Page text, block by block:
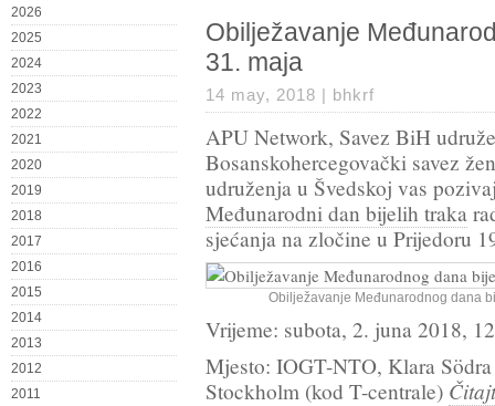
2026
2025
2024
2023
2022
2021
2020
2019
2018
2017
2016
2015
2014
2013
2012
2011
Obilježavanje
31. maja
14 may, 2018 | bhkrf
APU Network, Savez BiH
Bosanskohercegovački savez
udruženja u Švedskoj vas
Međunarodni dan bijelih traka
sjećanja na zločine u Prijedoru
Obilježavanje Međunarodnog dana
Vrijeme: subota, 2. juna 2018,
Mjesto: IOGT-NTO, Klara
Stockholm (kod T-centrale)